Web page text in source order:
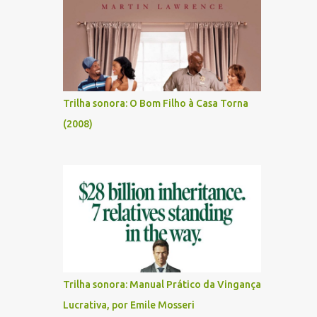
Trilha sonora: O Bom Filho à Casa Torna
(2008)
Trilha sonora: Manual Prático da Vingança
Lucrativa, por Emile Mosseri